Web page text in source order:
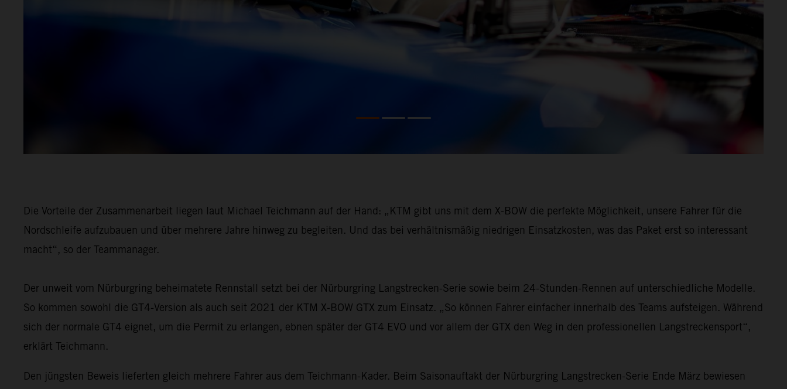
Die Vorteile der Zusammenarbeit liegen laut Michael Teichmann auf der Hand: „KTM gibt uns mit dem X-BOW die perfekte Möglichkeit, unsere Fahrer für die
Nordschleife aufzubauen und über mehrere Jahre hinweg zu begleiten. Und das bei verhältnismäßig niedrigen Einsatzkosten, was das Paket erst so interessant
macht“, so der Teammanager.
Der unweit vom Nürburgring beheimatete Rennstall setzt bei der Nürburgring Langstrecken-Serie sowie beim 24-Stunden-Rennen auf unterschiedliche Modelle.
So kommen sowohl die GT4-Version als auch seit 2021 der KTM X-BOW GTX zum Einsatz. „So können Fahrer einfacher innerhalb des Teams aufsteigen. Während
sich der normale GT4 eignet, um die Permit zu erlangen, ebnen später der GT4 EVO und vor allem der GTX den Weg in den professionellen Langstreckensport“,
erklärt Teichmann.
Den jüngsten Beweis lieferten gleich mehrere Fahrer aus dem Teichmann-Kader. Beim Saisonauftakt der Nürburgring Langstrecken-Serie Ende März bewiesen